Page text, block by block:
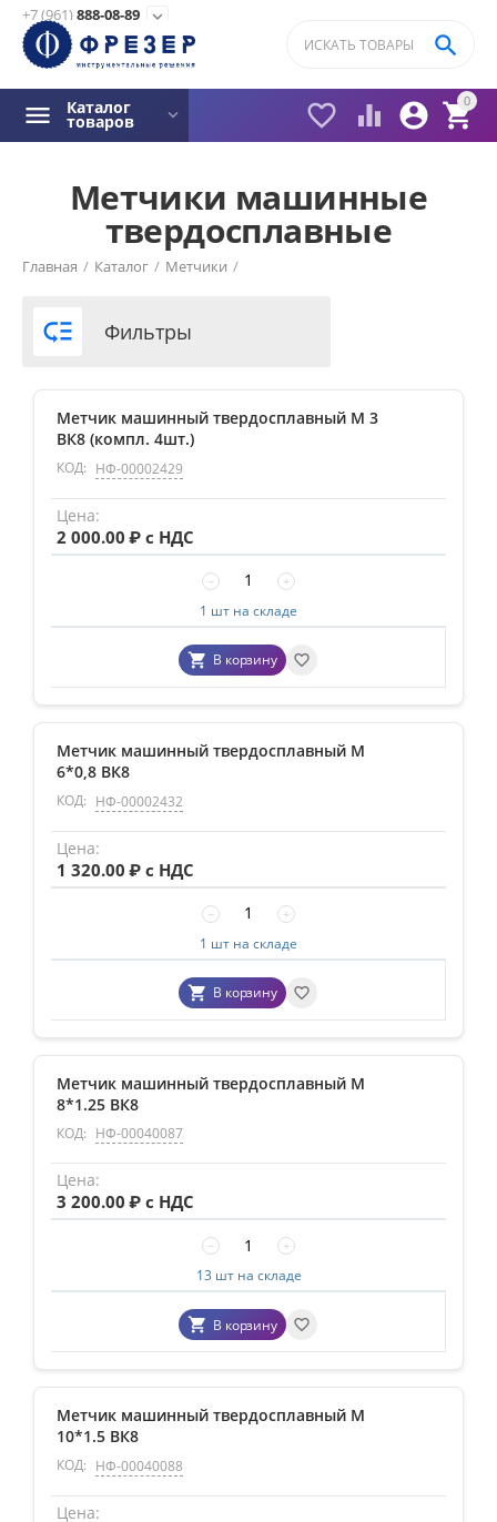
+7 (961)888-08-89 expand_more
0


 

Каталог
товаров
Фильтры товаров
₽ с НДС–
Метчики машинные
твердосплавные
Главная / Каталог / Метчики /
 Фильтры
Метчик машинный твердосплавный М 3
ВК8 (компл. 4шт.)
КОД: НФ-00002429
2 000.00 ₽ с НДС
+
−
1 шт на складе
В корзину
Метчик машинный твердосплавный М
6*0,8 ВК8
КОД: НФ-00002432
1 320.00 ₽ с НДС
+
−
1 шт на складе
В корзину
Метчик машинный твердосплавный М
8*1.25 ВК8
КОД: НФ-00040087
3 200.00 ₽ с НДС
+
−
13 шт на складе
В корзину
Метчик машинный твердосплавный М
10*1.5 ВК8
КОД: НФ-00040088